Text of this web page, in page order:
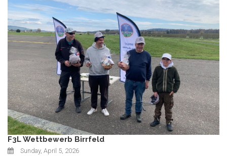
F3L Wettbewerb Birrfeld
Sunday, April 5, 2026